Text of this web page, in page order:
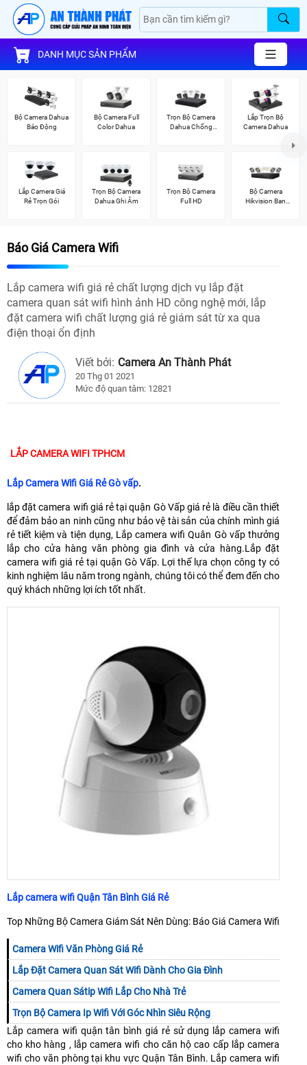
DANH MỤC SẢN PHẨM
Bộ Camera Dahua
Báo Động
Bộ Camera Full
Color Dahua
Trọn Bộ Camera
Dahua Chống
Lắp Trọn Bộ
Camera Dahua
Lắp Camera Giá
Rẻ Trọn Gói
Trọn Bộ Camera
Dahua Ghi Âm
Trọn Bộ Camera
Full HD
Bộ Camera
Hikvision Ban
Báo Giá Camera Wifi
Lắp camera wifi giá rẻ chất lượng dịch vụ lắp đặt
camera quan sát wifi hình ảnh HD công nghệ mới, lắp
đặt camera wifi chất lượng giá rẻ giám sát từ xa qua
điện thoại ổn định
Viết bởi: Camera An Thành Phát
20 Thg 01 2021
Mức độ quan tâm: 12821
LẮP CAMERA WIFI TPHCM
Lắp Camera Wifi Giá Rẻ Gò vấp.
lắp đặt camera wifi giá rẻ tại quận Gò Vấp giá rẻ là điều cần thiết
để đảm bảo an ninh cũng như bảo vệ tài sản của chính mình giá
rẻ tiết kiệm và tiện dụng, Lắp camera wifi Quân Gò vấp thưởng
lắp cho cửa hàng văn phòng gia đình và cửa hàng.Lắp đặt
camera wifi giá rẻ tại quận Gò Vấp. Lợi thế lựa chọn công ty có
kinh nghiệm lâu năm trong ngành, chúng tôi có thể đem đến cho
quý khách những lợi ích tốt nhất.
Lắp camera wifi Quận Tân Bình Giá Rẻ
Top Những Bộ Camera Giám Sát Nên Dùng: Báo Giá Camera Wifi
Camera Wifi Văn Phòng Giá Rẻ
Lắp Đặt Camera Quan Sát Wifi Dành Cho Gia Đình
Camera Quan Sátip Wifi Lắp Cho Nhà Trẻ
Trọn Bộ Camera Ip Wifi Với Góc Nhìn Siêu Rộng
Lắp camera wifi quận tân bình giá rẻ sử dụng lắp camera wifi
cho kho hàng , lắp camera wifi cho căn hộ cao cấp lắp camera
wifi cho văn phòng tại khu vực Quận Tân Bình. Lắp camera wifi